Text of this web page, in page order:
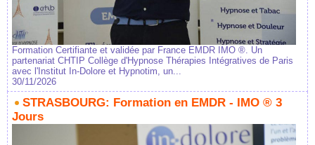
Formation Certifiante et validée par France EMDR IMO ®. Un
partenariat CHTIP Collège d'Hypnose Thérapies Intégratives de Paris
avec l'Institut In-Dolore et Hypnotim, un...
30/11/2026
STRASBOURG: Formation en EMDR - IMO ® 3
Jours